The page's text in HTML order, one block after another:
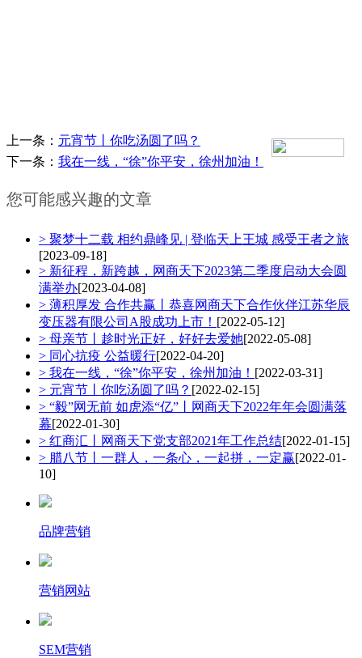
上一条： 元宵节丨你吃汤圆了吗？
下一条： 我在一线，“徐”你平安，徐州加油！
您可能感兴趣的文章
> 聚梦十二载 相约鼎峰见 | 登临天上王城 感受王者之旅
[2023-09-18]
> 新征程，新跨越，网商天下2023第二季度启动大会圆
满举办[2023-04-08]
> 薄积厚发 合作共赢丨恭喜网商天下合作伙伴江苏华辰
变压器有限公司A股成功上市！ [2022-05-12]
> 母亲节丨趁时光正好，好好去爱她[2022-05-08]
> 同心抗疫 公益暖行[2022-04-20]
> 我在一线，“徐”你平安，徐州加油！ [2022-03-31]
> 元宵节丨你吃汤圆了吗？ [2022-02-15]
> “毅”网无前 如虎添“亿”丨网商天下2022年年会圆满落
幕[2022-01-30]
> 红商汇丨网商天下党支部2021年工作总结[2022-01-15]
> 腊八节丨一群人，一条心，一起拼，一定赢[2022-01-
10]
品牌营销
营销网站
SEM营销